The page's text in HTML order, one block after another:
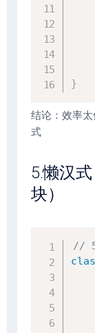
}
结论：效率
式
5.懒汉
块）
//